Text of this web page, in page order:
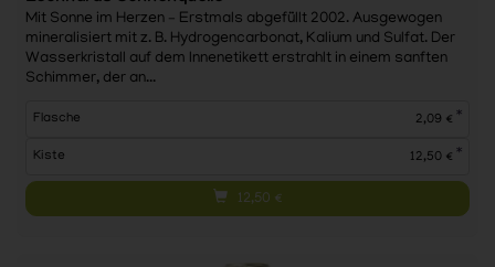
Mit Sonne im Herzen – Erstmals abgefüllt 2002. Ausgewogen
mineralisiert mit z. B. Hydrogencarbonat, Kalium und Sulfat. Der
Wasserkristall auf dem Innenetikett erstrahlt in einem sanften
Schimmer, der an...
Flasche 2,09 € *
Kiste 12,50 € *
12,50 €